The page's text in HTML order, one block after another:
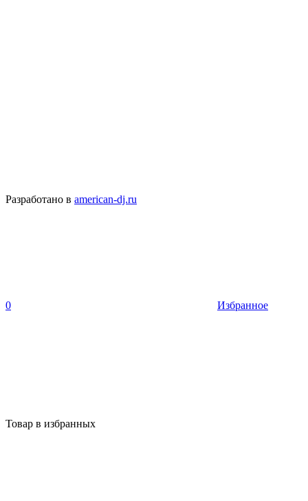
Разработано в american-dj.ru
0 Избранное
Товар в избранных